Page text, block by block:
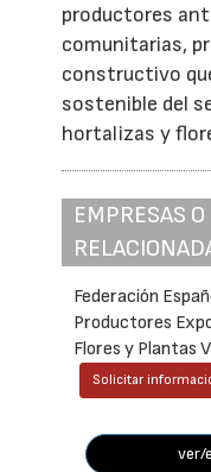
productores
comunitarias,
constructivo
sostenible del
hortalizas y
EMPRESAS
Federación
Productores
Flores y Plantas
Solicitar
ver/